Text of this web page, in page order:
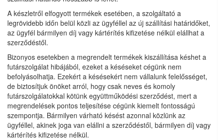
A készletről elfogyott termékek esetében, a szolgáltató a
legrövidebb időn belül közli az ügyféllel az új szállítási határidőket,
az ügyfél bármilyen díj vagy kártérítés kifizetése nélkül elállhat a
szerződéstől.
Bizonyos esetekben a megrendelt termékek kiszállítása késhet a
futárszolgálat hibájából, ezeket a késéseket cégünk nem
befolyásolhatja. Ezekért a késésekért nem vállalunk felelősséget,
de biztosítjuk önöket arról, hogy csak neves és komoly
futárszolgálatokkal kötünk együttműködési szerződést, mert a
megrendelések pontos teljesítése cégünk kiemelt fontosságú
szempontja. Bármilyen várható késést azonnal közlünk az
ügyféllel, akinek joga van elállni a szerződéstől, bármilyen díj vagy
kártérítés kifizetése nélkül.